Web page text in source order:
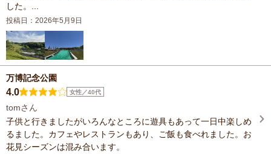
した。...
投稿日：2026年5月9日
万博記念公園
4.0 女性／40代
tomさん
子供と行きましたがいろんなところに遊具もあって一日中楽しめ
るました。カフェやレストランもあり、ご飯も食べれました。お
花見シーズンは混み合います。